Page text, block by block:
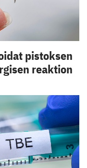
pistoksen
reaktion